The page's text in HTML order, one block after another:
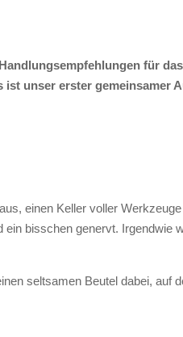
für
unser erster gemeinsamer
einen Keller voller
bisschen genervt. Irgendwie
seltsamen Beutel dabei, auf